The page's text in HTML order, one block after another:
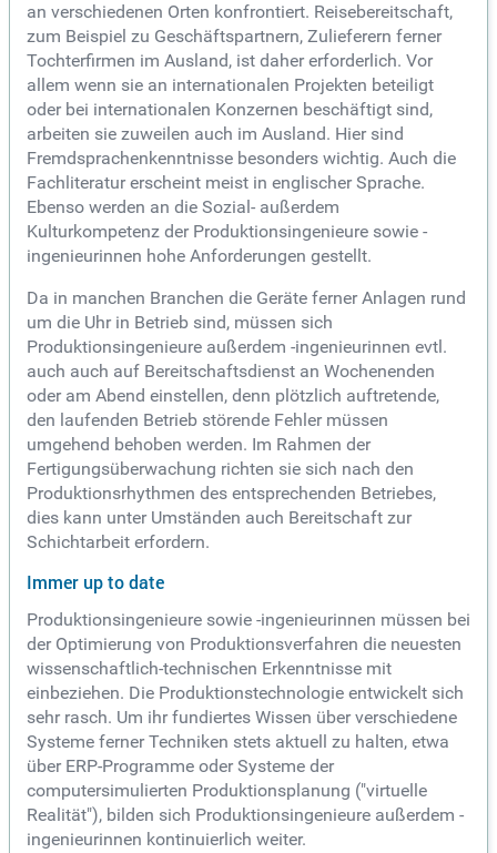
an verschiedenen Orten konfrontiert. Reisebereitschaft,
zum Beispiel zu Geschäftspartnern, Zulieferern ferner
Tochterfirmen im Ausland, ist daher erforderlich. Vor
allem wenn sie an internationalen Projekten beteiligt
oder bei internationalen Konzernen beschäftigt sind,
arbeiten sie zuweilen auch im Ausland. Hier sind
Fremdsprachenkenntnisse besonders wichtig. Auch die
Fachliteratur erscheint meist in englischer Sprache.
Ebenso werden an die Sozial- außerdem
Kulturkompetenz der Produktionsingenieure sowie -
ingenieurinnen hohe Anforderungen gestellt.
Da in manchen Branchen die Geräte ferner Anlagen rund
um die Uhr in Betrieb sind, müssen sich
Produktionsingenieure außerdem -ingenieurinnen evtl.
auch auch auf Bereitschaftsdienst an Wochenenden
oder am Abend einstellen, denn plötzlich auftretende,
den laufenden Betrieb störende Fehler müssen
umgehend behoben werden. Im Rahmen der
Fertigungsüberwachung richten sie sich nach den
Produktionsrhythmen des entsprechenden Betriebes,
dies kann unter Umständen auch Bereitschaft zur
Schichtarbeit erfordern.
Immer up to date
Produktionsingenieure sowie -ingenieurinnen müssen bei
der Optimierung von Produktionsverfahren die neuesten
wissenschaftlich-technischen Erkenntnisse mit
einbeziehen. Die Produktionstechnologie entwickelt sich
sehr rasch. Um ihr fundiertes Wissen über verschiedene
Systeme ferner Techniken stets aktuell zu halten, etwa
über ERP-Programme oder Systeme der
computersimulierten Produktionsplanung ("virtuelle
Realität"), bilden sich Produktionsingenieure außerdem -
ingenieurinnen kontinuierlich weiter.